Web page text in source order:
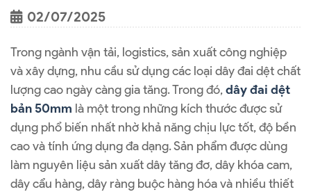
02/07/2025
Trong ngành vận tải, logistics, sản xuất công nghiệp
và xây dựng, nhu cầu sử dụng các loại dây đai dệt chất
lượng cao ngày càng gia tăng. Trong đó,dây đai dệt
bản 50mm là một trong những kích thước được sử
dụng phổ biến nhất nhờ khả năng chịu lực tốt, độ bền
cao và tính ứng dụng đa dạng. Sản phẩm được dùng
làm nguyên liệu sản xuất dây tăng đơ, dây khóa cam,
dây cẩu hàng, dây ràng buộc hàng hóa và nhiều thiết